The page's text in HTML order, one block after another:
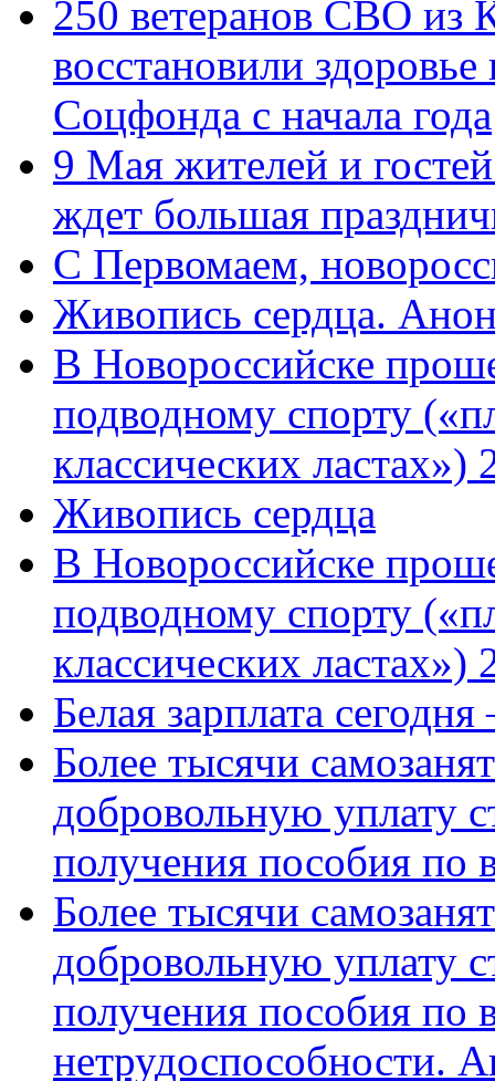
250 ветеранов СВО из
восстановили
Соцфонда с начала года
9 Мая жителей и
ждет большая
C Первомаем,
Живопись сердца.
В Новороссийске
подводному спорту
классических
Живопись сердца
В Новороссийске
подводному спорту
классических ластах»)
Белая зарплата
Более тысячи
добровольную уплату
получения пособия по
Более тысячи
добровольную уплату
получения пособия по
нетрудоспособности.